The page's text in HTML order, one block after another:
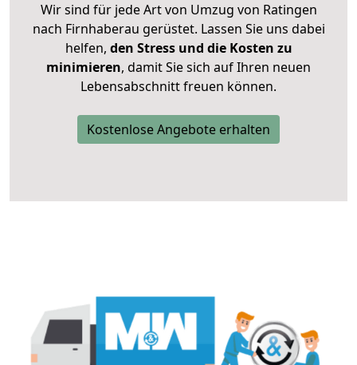
Wir sind für jede Art von Umzug von Ratingen
nach Firnhaberau gerüstet. Lassen Sie uns dabei
helfen, den Stress und die Kosten zu
minimieren, damit Sie sich auf Ihren neuen
Lebensabschnitt freuen können.
Kostenlose Angebote erhalten